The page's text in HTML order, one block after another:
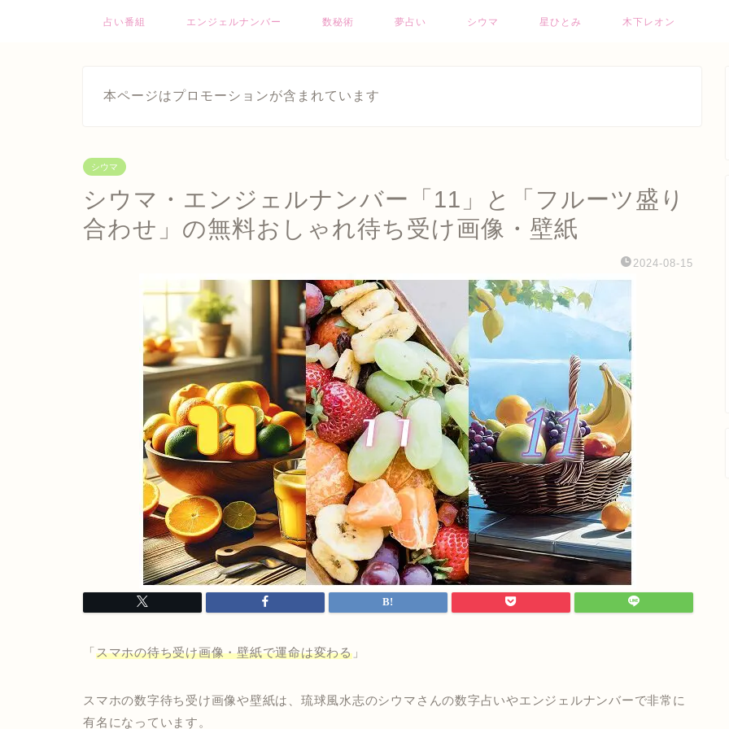
占い番組 エンジェルナンバー 数秘術 夢占い シウマ 星ひとみ 木下レオン
本ページはプロモーションが含まれています
シウマ
シウマ・エンジェルナンバー「11」と「フルーツ盛り
合わせ」の無料おしゃれ待ち受け画像・壁紙
2024-08-15
「スマホの待ち受け画像・壁紙で運命は変わる」
スマホの数字待ち受け画像や壁紙は、琉球風水志のシウマさんの数字占いやエンジェルナンバーで非常に
有名になっています。